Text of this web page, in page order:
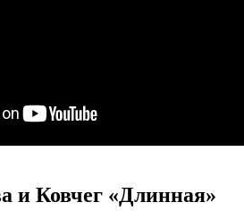
и Ковчег «Длинная»